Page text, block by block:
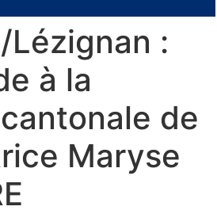
Lézignan :
à la
de
Maryse